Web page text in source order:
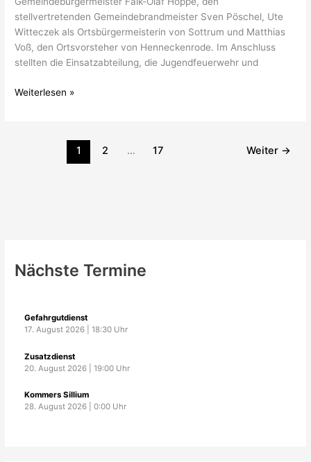
stellvertretenden Gemeindebrandmeister Sven Pöschel, Ute
Witteczek als Ortsbürgermeisterin von Sottrum und Matthias
Voß, den Ortsvorsteher von Henneckenrode. Im Anschluss
stellten die Einsatzabteilung, die Jugendfeuerwehr und
Weiterlesen »
1 2 … 17 Weiter →
Nächste Termine
Gefahrgutdienst
17. August 2026 |18:30 Uhr
Zusatzdienst
20. August 2026 |19:00 Uhr
Kommers Sillium
28. August 2026 |0:00 Uhr